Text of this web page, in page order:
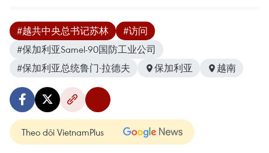
#越共中央总书记苏林
#访问
#保加利亚Samel-90国防工业公司
#保加利亚总统鲁门·拉德夫
保加利亚 越南
Theo dõi VietnamPlus